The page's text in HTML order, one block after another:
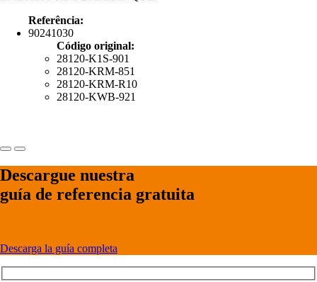
Referência:
90241030
Código original:
28120-K1S-901
28120-KRM-851
28120-KRM-R10
28120-KWB-921
Descargue nuestra
guía de referencia gratuita
Descarga la guía completa